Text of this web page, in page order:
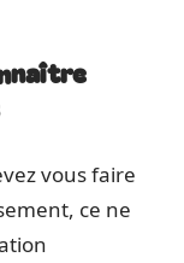
vous faire
ce ne